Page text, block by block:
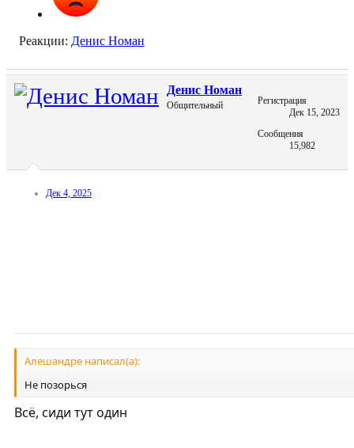
Реакции: Денис Номан
Денис Номан
Общительный
Регистрация
Дек 15, 2023
Сообщения
15,982
Дек 4, 2025
Алешандре написал(а):
Не позорься
Всё, сиди тут один